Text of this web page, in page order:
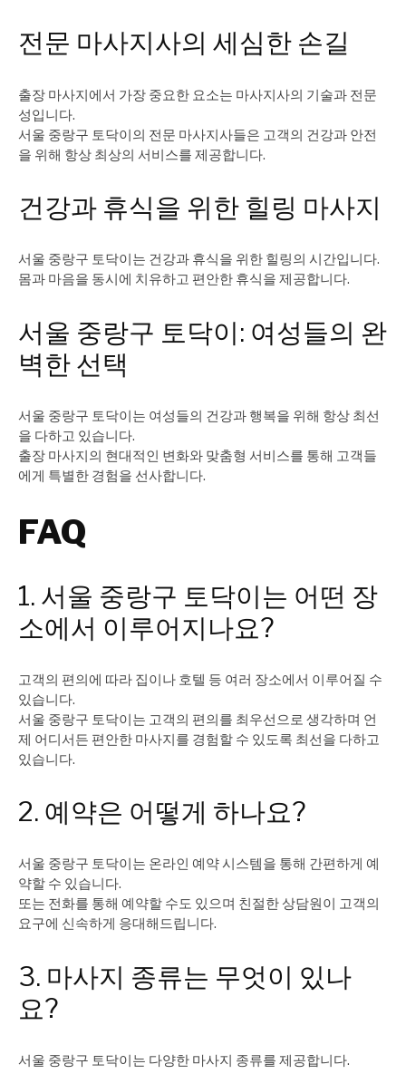
전문 마사지사의 세심한 손길
출장 마사지에서 가장 중요한 요소는 마사지사의 기술과 전문
성입니다.
서울 중랑구 토닥이의 전문 마사지사들은 고객의 건강과 안전
을 위해 항상 최상의 서비스를 제공합니다.
건강과 휴식을 위한 힐링 마사지
서울 중랑구 토닥이는 건강과 휴식을 위한 힐링의 시간입니다.
몸과 마음을 동시에 치유하고 편안한 휴식을 제공합니다.
서울 중랑구 토닥이: 여성들의 완
벽한 선택
서울 중랑구 토닥이는 여성들의 건강과 행복을 위해 항상 최선
을 다하고 있습니다.
출장 마사지의 현대적인 변화와 맞춤형 서비스를 통해 고객들
에게 특별한 경험을 선사합니다.
FAQ
1. 서울 중랑구 토닥이는 어떤 장
소에서 이루어지나요?
고객의 편의에 따라 집이나 호텔 등 여러 장소에서 이루어질 수
있습니다.
서울 중랑구 토닥이는 고객의 편의를 최우선으로 생각하며 언
제 어디서든 편안한 마사지를 경험할 수 있도록 최선을 다하고
있습니다.
2. 예약은 어떻게 하나요?
서울 중랑구 토닥이는 온라인 예약 시스템을 통해 간편하게 예
약할 수 있습니다.
또는 전화를 통해 예약할 수도 있으며 친절한 상담원이 고객의
요구에 신속하게 응대해드립니다.
3. 마사지 종류는 무엇이 있나
요?
서울 중랑구 토닥이는 다양한 마사지 종류를 제공합니다.